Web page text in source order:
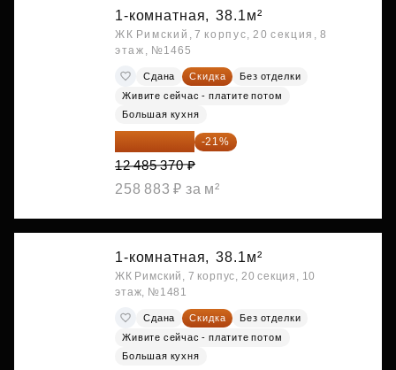
1-комнатная, 38.1м²
ЖК Римский, 7 корпус, 20 секция, 8
этаж, №1465
Сдана Скидка
Без отделки
Живите сейчас - платите потом
Большая кухня
-21%
12 485 370 ₽
258 883 ₽ за м²
1-комнатная, 38.1м²
ЖК Римский, 7 корпус, 20 секция, 10
этаж, №1481
Сдана Скидка
Без отделки
Живите сейчас - платите потом
Большая кухня